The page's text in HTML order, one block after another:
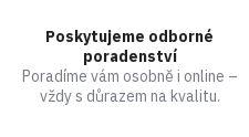
Poskytujeme odborné
poradenství
Poradíme vám osobně i online –
vždy s důrazem na kvalitu.